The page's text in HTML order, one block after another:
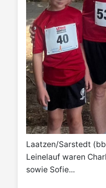
Laatzen/Sarstedt
Leinelauf waren
sowie Sofie...